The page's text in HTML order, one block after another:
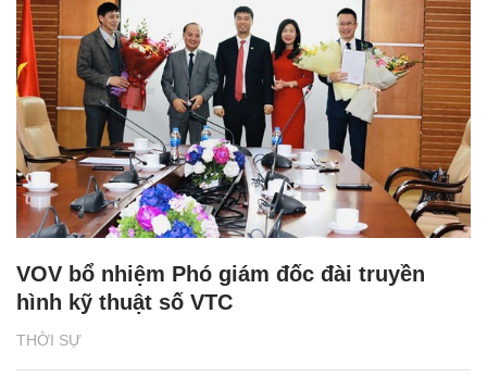
THỜI SỰ
VOV bổ nhiệm Phó giám đốc đài truyền
hình kỹ thuật số VTC